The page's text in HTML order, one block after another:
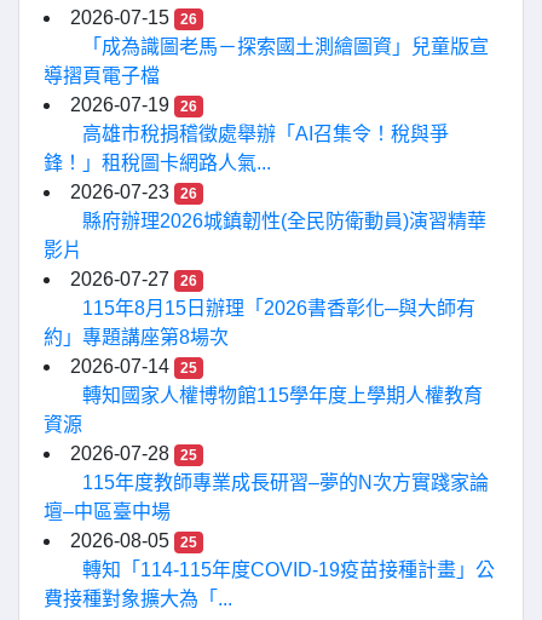
2026-07-15
26
「成為識圖老馬－探索國土測繪圖資」兒童版宣
導摺頁電子檔
2026-07-19
26
高雄市稅捐稽徵處舉辦「AI召集令！稅與爭
鋒！」租稅圖卡網路人氣...
2026-07-23
26
縣府辦理2026城鎮韌性(全民防衛動員)演習精華
影片
2026-07-27
26
115年8月15日辦理「2026書香彰化─與大師有
約」專題講座第8場次
2026-07-14
25
轉知國家人權博物館115學年度上學期人權教育
資源
2026-07-28
25
115年度教師專業成長研習–夢的N次方實踐家論
壇–中區臺中場
2026-08-05
25
轉知「114-115年度COVID-19疫苗接種計畫」公
費接種對象擴大為「...